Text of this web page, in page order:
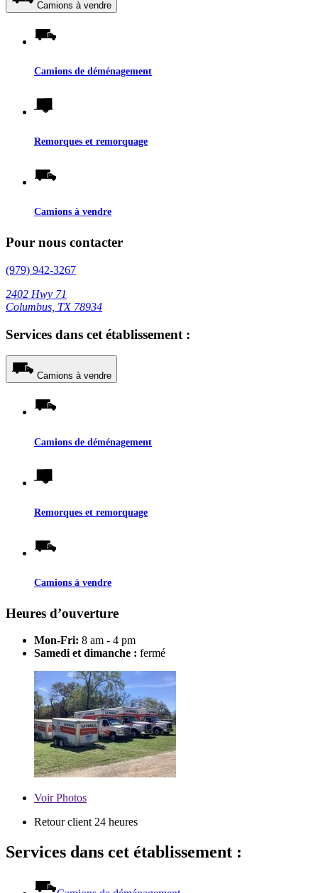
Camions à vendre
Camions de déménagement
Remorques et remorquage
Camions à vendre
Pour nous contacter
(979) 942-3267
2402 Hwy 71
Columbus, TX 78934
Services dans cet établissement :
Camions à vendre
Camions de déménagement
Remorques et remorquage
Camions à vendre
Heures d’ouverture
Mon-Fri: 8 am - 4 pm
Samedi et dimanche : fermé
VoirPhotos
Retour client 24 heures
Services dans cet établissement :